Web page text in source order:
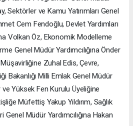
Sektörler ve Kamu Yatırımları Genel
Cem Fendoğlu, Devlet Yardımları
Volkan Öz, Ekonomik Modelleme
Genel Müdür Yardımcılığına Önder
Zuhal Edis, Çevre,
Bakanlığı Milli Emlak Genel Müdür
ve Yüksek Fen Kurulu Üyeliğine
Müfettiş Yakup Yıldırım, Sağlık
Genel Müdür Yardımcılığına Hakan